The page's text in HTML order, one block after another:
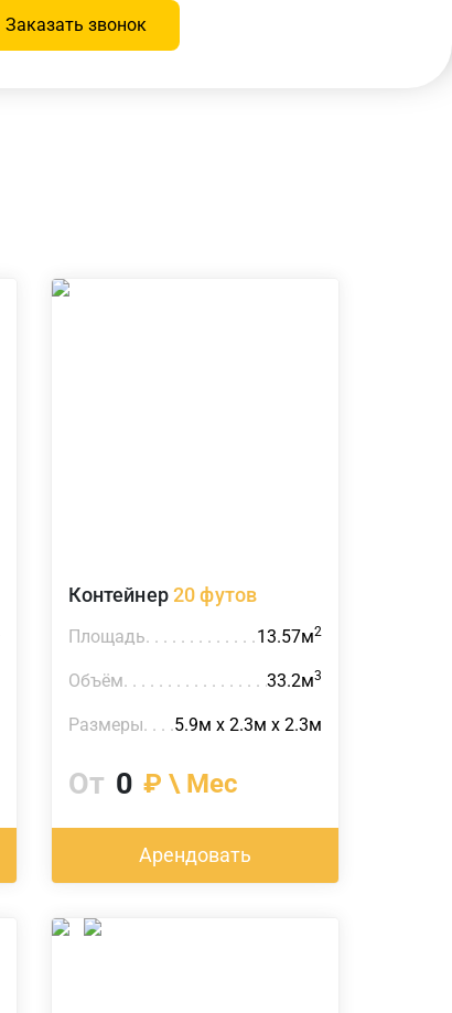
Заказать звонок
Контейнер20 футов
Площадь 13.57м2
Объём 33.2м3
Размеры 5.9м х 2.3м х 2.3м
От 0 ₽ \ Мес
Арендовать